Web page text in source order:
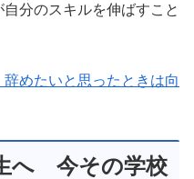
自分のスキルを伸ばすこと
めたいと思ったときは向
へ 今その学校